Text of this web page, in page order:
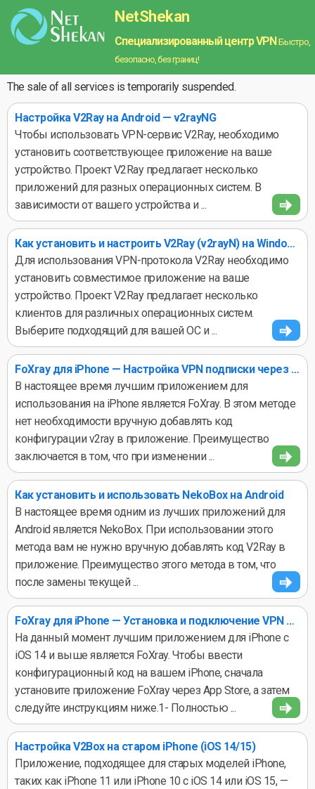
NetShekan
Специализированный центр VPN Быстро,
безопасно, без границ!
The sale of all services is temporarily suspended.
Настройка V2Ray на Android — v2rayNG
Чтобы использовать VPN-сервис V2Ray, необходимо
установить соответствующее приложение на ваше
устройство. Проект V2Ray предлагает несколько
приложений для разных операционных систем. В
зависимости от вашего устройства и ...
Как установить и настроить V2Ray (v2rayN) на Windows
Для использования VPN-протокола V2Ray необходимо
установить совместимое приложение на ваше
устройство. Проект V2Ray предлагает несколько
клиентов для различных операционных систем.
Выберите подходящий для вашей ОС и ...
FoXray для iPhone — Настройка VPN подписки через URL
В настоящее время лучшим приложением для
использования на iPhone является FoXray. В этом методе
нет необходимости вручную добавлять код
конфигурации v2ray в приложение. Преимущество
заключается в том, что при изменении ...
Как установить и использовать NekoBox на Android
В настоящее время одним из лучших приложений для
Android является NekoBox. При использовании этого
метода вам не нужно вручную добавлять код V2Ray в
приложение. Преимущество этого метода в том, что
после замены текущей ...
FoXray для iPhone — Установка и подключение VPN на iOS 14+
На данный момент лучшим приложением для iPhone с
iOS 14 и выше является FoXray. Чтобы ввести
конфигурационный код на вашем iPhone, сначала
установите приложение FoXray через App Store, а затем
следуйте инструкциям ниже.1- Полностью ...
Настройка V2Box на старом iPhone (iOS 14/15)
Приложение, подходящее для старых моделей iPhone,
таких как iPhone 11 или iPhone 10 с iOS 14 или iOS 15, —